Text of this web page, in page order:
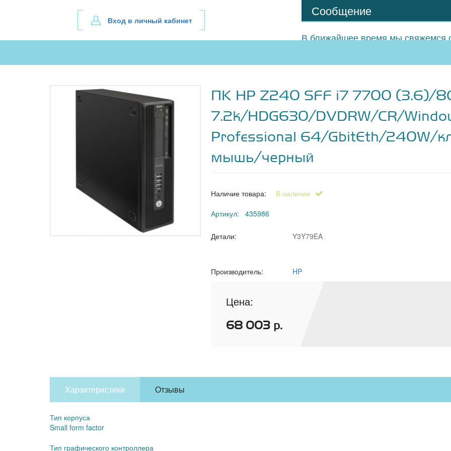
Вход в личный кабинет
Сообщение
В ближайшее время мы свяжемся
ПК HP Z240 SFF i7 7700 (3.6)/
7.2k/HDG630/DVDRW/CR/
Professional 64/GbitEth/240W/
мышь/черный
Наличие товара:
В наличии
Артикул: 435986
Детали: Y3Y79EA
Производитель: HP
Цена:
68 003 р.
Характеристики Отзывы
Тип корпуса
Small form factor
Тип графического контроллера